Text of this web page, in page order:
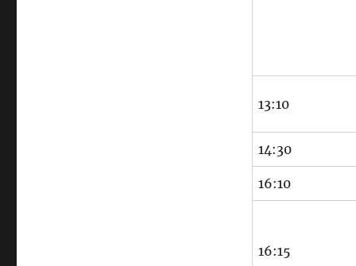
13:10
14:30
16:10
16:15